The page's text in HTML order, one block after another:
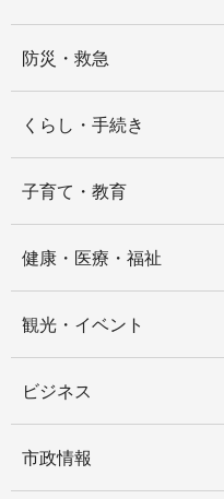
防災・救急
くらし・手続き
子育て・教育
健康・医療・福祉
観光・イベント
ビジネス
市政情報